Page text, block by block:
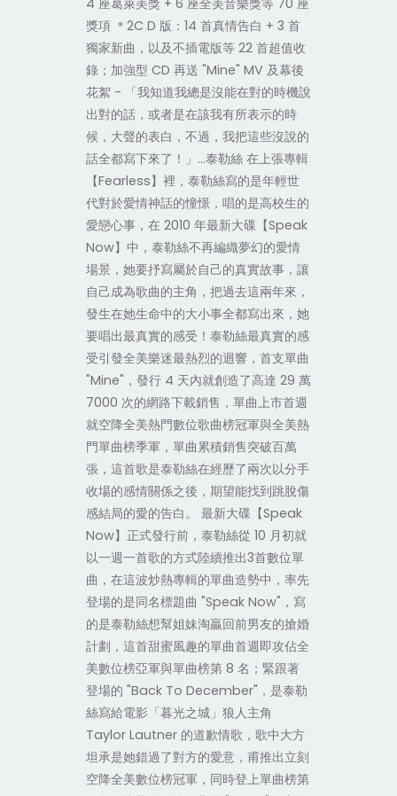
4 座葛萊美獎 + 6 座全美音樂獎等 70 座
獎項 ＊2C D 版：14 首真情告白 + 3 首
獨家新曲，以及不插電版等 22 首超值收
錄；加強型 CD 再送 "Mine" MV 及幕後
花絮 - 「我知道我總是沒能在對的時機說
出對的話，或者是在該我有所表示的時
候，大聲的表白，不過，我把這些沒說的
話全都寫下來了！」…泰勒絲 在上張專輯
【Fearless】裡，泰勒絲寫的是年輕世
代對於愛情神話的憧憬，唱的是高校生的
愛戀心事，在 2010 年最新大碟【Speak
Now】中，泰勒絲不再編織夢幻的愛情
場景，她要抒寫屬於自己的真實故事，讓
自己成為歌曲的主角，把過去這兩年來，
發生在她生命中的大小事全都寫出來，她
要唱出最真實的感受！泰勒絲最真實的感
受引發全美樂迷最熱烈的迴響，首支單曲
"Mine"，發行 4 天內就創造了高達 29 萬
7000 次的網路下載銷售，單曲上市首週
就空降全美熱門數位歌曲榜冠軍與全美熱
門單曲榜季軍，單曲累積銷售突破百萬
張，這首歌是泰勒絲在經歷了兩次以分手
收場的感情關係之後，期望能找到跳脫傷
感結局的愛的告白。 最新大碟【Speak
Now】正式發行前，泰勒絲從 10 月初就
以一週一首歌的方式陸續推出3首數位單
曲，在這波炒熱專輯的單曲造勢中，率先
登場的是同名標題曲 "Speak Now"，寫
的是泰勒絲想幫姐妹淘贏回前男友的搶婚
計劃，這首甜蜜風趣的單曲首週即攻佔全
美數位榜亞軍與單曲榜第 8 名；緊跟著
登場的 "Back To December"，是泰勒
絲寫給電影「暮光之城」狼人主角
Taylor Lautner 的道歉情歌，歌中大方
坦承是她錯過了對方的愛意，甫推出立刻
空降全美數位榜冠軍，同時登上單曲榜第